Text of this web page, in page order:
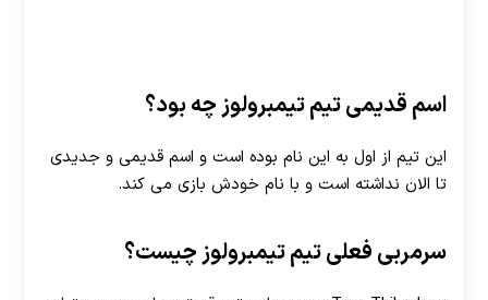
اسم قدیمی تیم تیمبرولوز چه بود؟
این تیم از اول به این نام بوده است و اسم قدیمی و جدیدی
تا الان نداشته است و با نام خودش بازی می کند.
سرمربی فعلی تیم تیمبرولوز چیست؟